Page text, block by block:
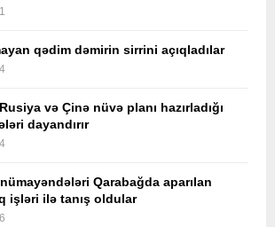
qədim dəmirin sirrini açıqladılar
və Çinə nüvə planı hazırladığı
dayandırır
Qarabağda aparılan
işləri ilə tanış oldular